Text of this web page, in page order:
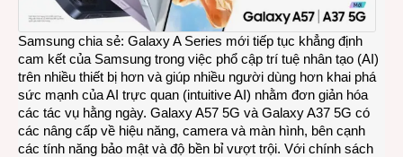
Samsung chia sẻ: Galaxy A Series mới tiếp tục khẳng định
cam kết của Samsung trong việc phổ cập trí tuệ nhân tạo (AI)
trên nhiều thiết bị hơn và giúp nhiều người dùng hơn khai phá
sức mạnh của AI trực quan (intuitive AI) nhằm đơn giản hóa
các tác vụ hằng ngày. Galaxy A57 5G và Galaxy A37 5G có
các nâng cấp về hiệu năng, camera và màn hình, bên cạnh
các tính năng bảo mật và độ bền bỉ vượt trội. Với chính sách